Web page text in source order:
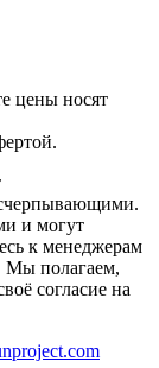
цены носят
и могут
к менеджерам
Мы полагаем,
согласие на